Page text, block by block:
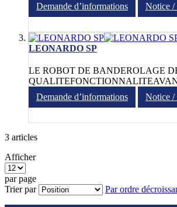
Demande d’informations
Notice /
LEONARDO SP
LE ROBOT DE BANDEROLAGE
Demande d’informations
Notice /
3 articles
Afficher
par page
Trier par
Par ordre